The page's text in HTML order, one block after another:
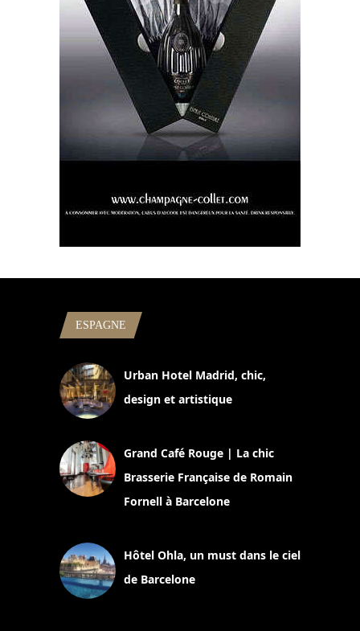
ESPAGNE
Urban Hotel Madrid, chic,
design et artistique
Grand Café Rouge | La chic
Brasserie Française de Romain
Fornell à Barcelone
Hôtel Ohla, un must dans le ciel
de Barcelone